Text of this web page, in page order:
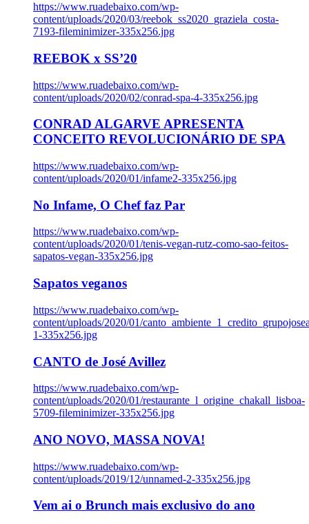
https://www.ruadebaixo.com/wp-
content/uploads/2020/03/reebok_ss2020_graziela_costa-
7193-fileminimizer-335x256.jpg
REEBOK x SS’20
https://www.ruadebaixo.com/wp-
content/uploads/2020/02/conrad-spa-4-335x256.jpg
CONRAD ALGARVE APRESENTA
CONCEITO REVOLUCIONÁRIO DE SPA
https://www.ruadebaixo.com/wp-
content/uploads/2020/01/infame2-335x256.jpg
No Infame, O Chef faz Par
https://www.ruadebaixo.com/wp-
content/uploads/2020/01/tenis-vegan-rutz-como-sao-feitos-
sapatos-vegan-335x256.jpg
Sapatos veganos
https://www.ruadebaixo.com/wp-
content/uploads/2020/01/
1-335x256.jpg
CANTO de José Avillez
https://www.ruadebaixo.com/wp-
content/uploads/2020/01/restaurante_l_origine_chakall_lisboa-
5709-fileminimizer-335x256.jpg
ANO NOVO, MASSA NOVA!
https://www.ruadebaixo.com/wp-
content/uploads/2019/12/unnamed-2-335x256.jpg
Vem ai o Brunch mais exclusivo do ano